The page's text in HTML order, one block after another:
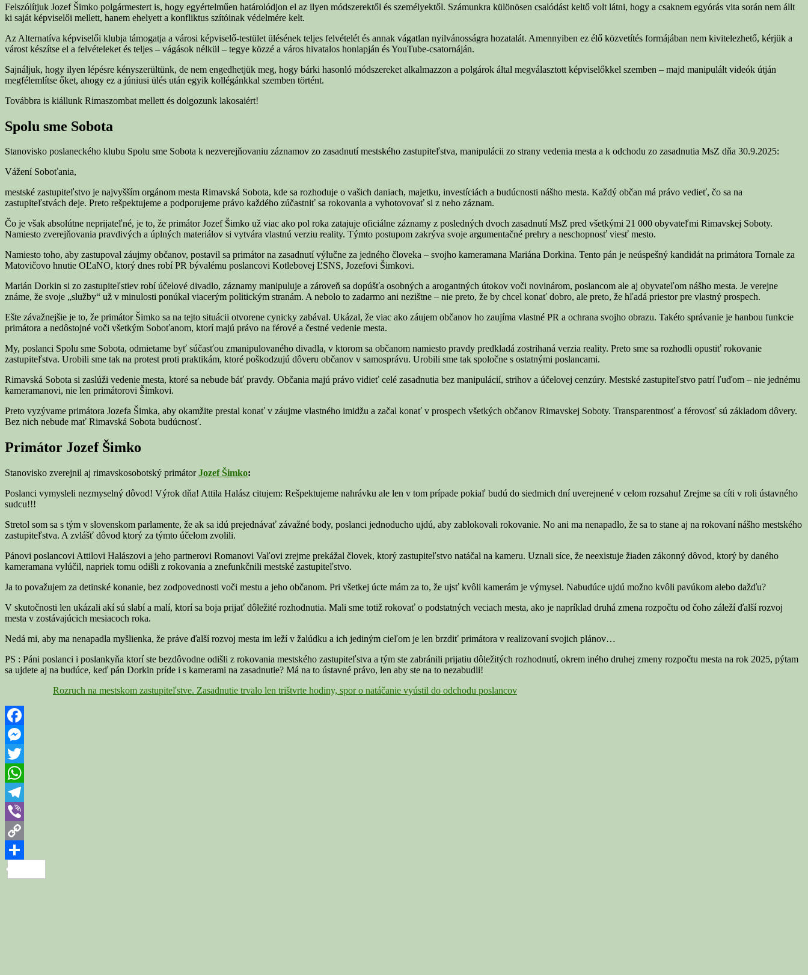
Felszólítjuk Jozef Šimko polgármestert is, hogy egyértelműen határolódjon el az ilyen módszerektől és személyektől. Számunkra különösen csalódást keltő volt látni, hogy a csaknem egyórás vita során nem állt
ki saját képviselői mellett, hanem ehelyett a konfliktus szítóinak védelmére kelt.
Az Alternatíva képviselői klubja támogatja a városi képviselő-testület ülésének teljes felvételét és annak vágatlan nyilvánosságra hozatalát. Amennyiben ez élő közvetítés formájában nem kivitelezhető, kérjük a
várost készítse el a felvételeket és teljes – vágások nélkül – tegye közzé a város hivatalos honlapján és YouTube-csatornáján.
Sajnáljuk, hogy ilyen lépésre kényszerültünk, de nem engedhetjük meg, hogy bárki hasonló módszereket alkalmazzon a polgárok által megválasztott képviselőkkel szemben – majd manipulált videók útján
megfélemlítse őket, ahogy ez a júniusi ülés után egyik kollégánkkal szemben történt.
Továbbra is kiállunk Rimaszombat mellett és dolgozunk lakosaiért!
Spolu sme Sobota
Stanovisko poslaneckého klubu Spolu sme Sobota k nezverejňovaniu záznamov zo zasadnutí mestského zastupiteľstva, manipulácii zo strany vedenia mesta a k odchodu zo zasadnutia MsZ dňa 30.9.2025:
Vážení Soboťania,
mestské zastupiteľstvo je najvyšším orgánom mesta Rimavská Sobota, kde sa rozhoduje o vašich daniach, majetku, investíciách a budúcnosti nášho mesta. Každý občan má právo vedieť, čo sa na
zastupiteľstvách deje. Preto rešpektujeme a podporujeme právo každého zúčastniť sa rokovania a vyhotovovať si z neho záznam.
Čo je však absolútne neprijateľné, je to, že primátor Jozef Šimko už viac ako pol roka zatajuje oficiálne záznamy z posledných dvoch zasadnutí MsZ pred všetkými 21 000 obyvateľmi Rimavskej Soboty.
Namiesto zverejňovania pravdivých a úplných materiálov si vytvára vlastnú verziu reality. Týmto postupom zakrýva svoje argumentačné prehry a neschopnosť viesť mesto.
Namiesto toho, aby zastupoval záujmy občanov, postavil sa primátor na zasadnutí výlučne za jedného človeka – svojho kameramana Mariána Dorkina. Tento pán je neúspešný kandidát na primátora Tornale za
Matovičovo hnutie OĽaNO, ktorý dnes robí PR bývalému poslancovi Kotlebovej ĽSNS, Jozefovi Šimkovi.
Marián Dorkin si zo zastupiteľstiev robí účelové divadlo, záznamy manipuluje a zároveň sa dopúšťa osobných a arogantných útokov voči novinárom, poslancom ale aj obyvateľom nášho mesta. Je verejne
známe, že svoje „služby“ už v minulosti ponúkal viacerým politickým stranám. A nebolo to zadarmo ani nezištne – nie preto, že by chcel konať dobro, ale preto, že hľadá priestor pre vlastný prospech.
Ešte závažnejšie je to, že primátor Šimko sa na tejto situácii otvorene cynicky zabával. Ukázal, že viac ako záujem občanov ho zaujíma vlastné PR a ochrana svojho obrazu. Takéto správanie je hanbou funkcie
primátora a nedôstojné voči všetkým Soboťanom, ktorí majú právo na férové a čestné vedenie mesta.
My, poslanci Spolu sme Sobota, odmietame byť súčasťou zmanipulovaného divadla, v ktorom sa občanom namiesto pravdy predkladá zostrihaná verzia reality. Preto sme sa rozhodli opustiť rokovanie
zastupiteľstva. Urobili sme tak na protest proti praktikám, ktoré poškodzujú dôveru občanov v samosprávu. Urobili sme tak spoločne s ostatnými poslancami.
Rimavská Sobota si zaslúži vedenie mesta, ktoré sa nebude báť pravdy. Občania majú právo vidieť celé zasadnutia bez manipulácií, strihov a účelovej cenzúry. Mestské zastupiteľstvo patrí ľuďom – nie jednému
kameramanovi, nie len primátorovi Šimkovi.
Preto vyzývame primátora Jozefa Šimka, aby okamžite prestal konať v záujme vlastného imidžu a začal konať v prospech všetkých občanov Rimavskej Soboty. Transparentnosť a férovosť sú základom dôvery.
Bez nich nebude mať Rimavská Sobota budúcnosť.
Primátor Jozef Šimko
Stanovisko zverejnil aj rimavskosobotský primátorJozef Šimko:
Poslanci vymysleli nezmyselný dôvod! Výrok dňa! Attila Halász citujem: Rešpektujeme nahrávku ale len v tom prípade pokiaľ budú do siedmich dní uverejnené v celom rozsahu! Zrejme sa cíti v roli ústavného
sudcu!!!
Stretol som sa s tým v slovenskom parlamente, že ak sa idú prejednávať závažné body, poslanci jednoducho ujdú, aby zablokovali rokovanie. No ani ma nenapadlo, že sa to stane aj na rokovaní nášho mestského
zastupiteľstva. A zvlášť dôvod ktorý za týmto účelom zvolili.
Pánovi poslancovi Attilovi Halászovi a jeho partnerovi Romanovi Vaľovi zrejme prekážal človek, ktorý zastupiteľstvo natáčal na kameru. Uznali síce, že neexistuje žiaden zákonný dôvod, ktorý by daného
kameramana vylúčil, napriek tomu odišli z rokovania a znefunkčnili mestské zastupiteľstvo.
Ja to považujem za detinské konanie, bez zodpovednosti voči mestu a jeho občanom. Pri všetkej úcte mám za to, že ujsť kvôli kamerám je výmysel. Nabudúce ujdú možno kvôli pavúkom alebo dažďu?
V skutočnosti len ukázali akí sú slabí a malí, ktorí sa boja prijať dôležité rozhodnutia. Mali sme totiž rokovať o podstatných veciach mesta, ako je napríklad druhá zmena rozpočtu od čoho záleží ďalší rozvoj
mesta v zostávajúcich mesiacoch roka.
Nedá mi, aby ma nenapadla myšlienka, že práve ďalší rozvoj mesta im leží v žalúdku a ich jediným cieľom je len brzdiť primátora v realizovaní svojich plánov…
PS : Páni poslanci i poslankyňa ktorí ste bezdôvodne odišli z rokovania mestského zastupiteľstva a tým ste zabránili prijatiu dôležitých rozhodnutí, okrem iného druhej zmeny rozpočtu mesta na rok 2025, pýtam
sa ujdete aj na budúce, keď pán Dorkin príde i s kamerami na zasadnutie? Má na to ústavné právo, len aby ste na to nezabudli!
Rozruch na mestskom zastupiteľstve. Zasadnutie trvalo len trištvrte hodiny, spor o natáčanie vyústil do odchodu poslancov
Facebook
Messenger
Twitter
WhatsApp
Telegram
Viber
Copy
Link